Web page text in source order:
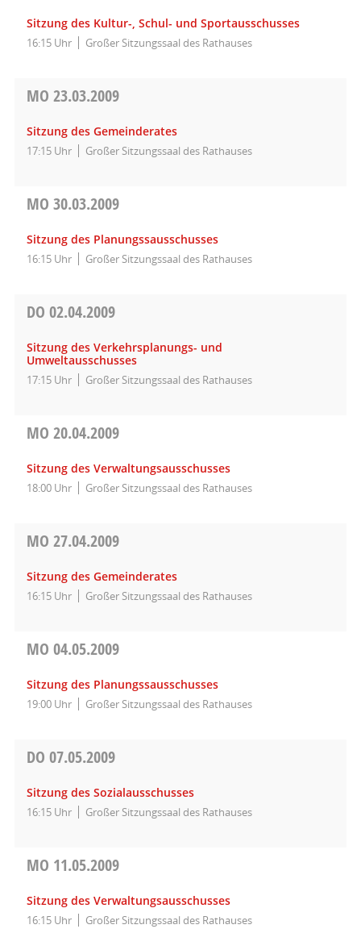
Sitzung des Kultur-, Schul- und Sportausschusses
16:15 Uhr Großer Sitzungssaal des Rathauses
MO 23.03.2009
Sitzung des Gemeinderates
17:15 Uhr Großer Sitzungssaal des Rathauses
MO 30.03.2009
Sitzung des Planungssausschusses
16:15 Uhr Großer Sitzungssaal des Rathauses
DO 02.04.2009
Sitzung des Verkehrsplanungs- und
Umweltausschusses
17:15 Uhr Großer Sitzungssaal des Rathauses
MO 20.04.2009
Sitzung des Verwaltungsausschusses
18:00 Uhr Großer Sitzungssaal des Rathauses
MO 27.04.2009
Sitzung des Gemeinderates
16:15 Uhr Großer Sitzungssaal des Rathauses
MO 04.05.2009
Sitzung des Planungssausschusses
19:00 Uhr Großer Sitzungssaal des Rathauses
DO 07.05.2009
Sitzung des Sozialausschusses
16:15 Uhr Großer Sitzungssaal des Rathauses
MO 11.05.2009
Sitzung des Verwaltungsausschusses
16:15 Uhr Großer Sitzungssaal des Rathauses